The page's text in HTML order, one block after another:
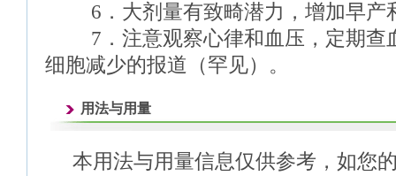
6．大剂量有致畸潜力，增加早产
7．注意观察心律和血压，定期查
细胞减少的报道（罕见）。
用法与用量
本用法与用量信息仅供参考，如您